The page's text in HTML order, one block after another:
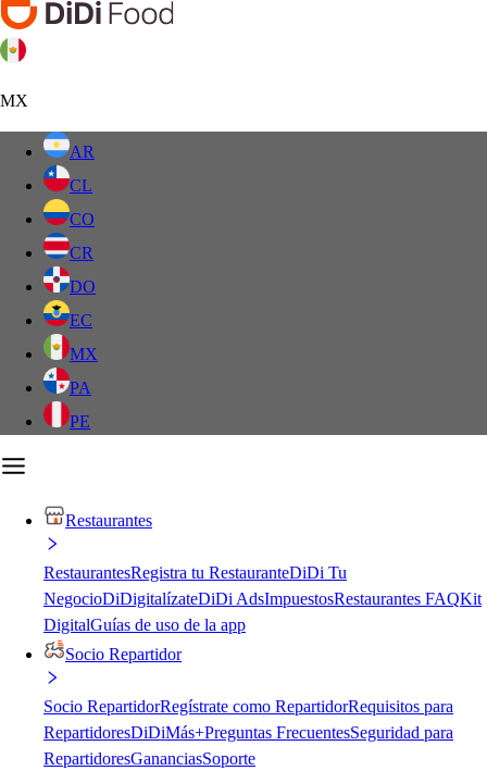
MX
AR
CL
CO
CR
DO
EC
MX
PA
PE
Restaurantes
RestaurantesRegistra tu RestauranteDiDi Tu
NegocioDiDigitalízateDiDi AdsImpuestosRestaurantes FAQKit
DigitalGuías de uso de la app
Socio Repartidor
Socio RepartidorRegístrate como RepartidorRequisitos para
RepartidoresDiDiMás+Preguntas FrecuentesSeguridad para
RepartidoresGananciasSoporte